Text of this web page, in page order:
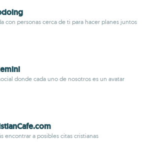
con personas cerca de ti para hacer planes juntos
donde cada uno de nosotros es un avatar
encontrar a posibles citas cristianas